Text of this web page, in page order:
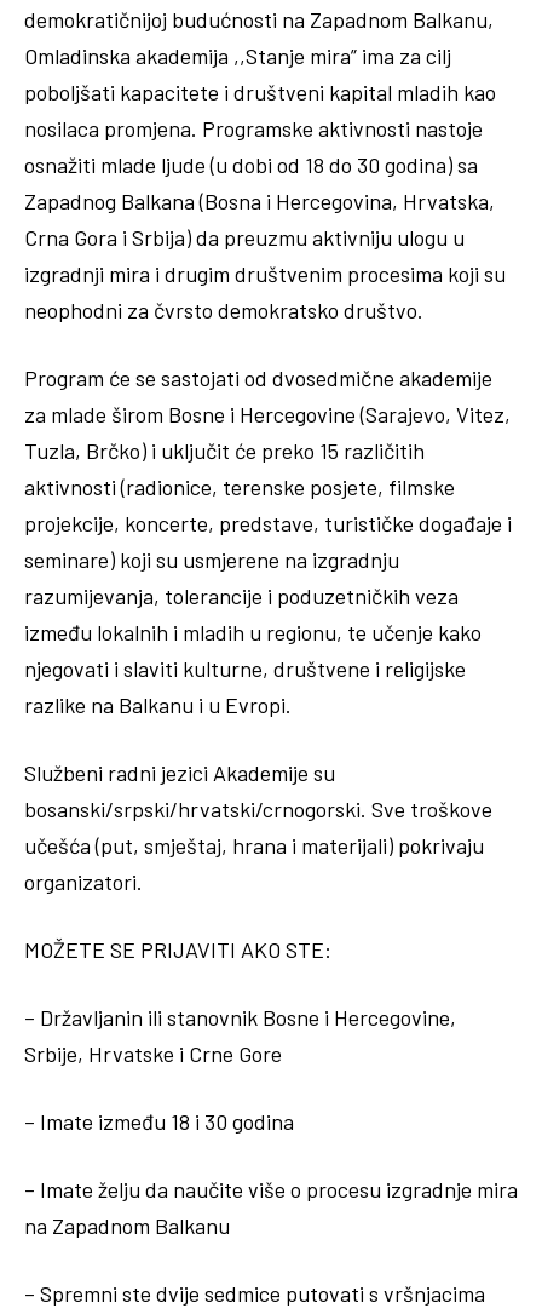
demokratičnijoj budućnosti na Zapadnom Balkanu,
Omladinska akademija ,,Stanje mira” ima za cilj
poboljšati kapacitete i društveni kapital mladih kao
nosilaca promjena. Programske aktivnosti nastoje
osnažiti mlade ljude (u dobi od 18 do 30 godina) sa
Zapadnog Balkana (Bosna i Hercegovina, Hrvatska,
Crna Gora i Srbija) da preuzmu aktivniju ulogu u
izgradnji mira i drugim društvenim procesima koji su
neophodni za čvrsto demokratsko društvo.
Program će se sastojati od dvosedmične akademije
za mlade širom Bosne i Hercegovine (Sarajevo, Vitez,
Tuzla, Brčko) i uključit će preko 15 različitih
aktivnosti (radionice, terenske posjete, filmske
projekcije, koncerte, predstave, turističke događaje i
seminare) koji su usmjerene na izgradnju
razumijevanja, tolerancije i poduzetničkih veza
između lokalnih i mladih u regionu, te učenje kako
njegovati i slaviti kulturne, društvene i religijske
razlike na Balkanu i u Evropi.
Službeni radni jezici Akademije su
bosanski/srpski/hrvatski/crnogorski. Sve troškove
učešća (put, smještaj, hrana i materijali) pokrivaju
organizatori.
MOŽETE SE PRIJAVITI AKO STE:
– Državljanin ili stanovnik Bosne i Hercegovine,
Srbije, Hrvatske i Crne Gore
– Imate između 18 i 30 godina
– Imate želju da naučite više o procesu izgradnje mira
na Zapadnom Balkanu
– Spremni ste dvije sedmice putovati s vršnjacima